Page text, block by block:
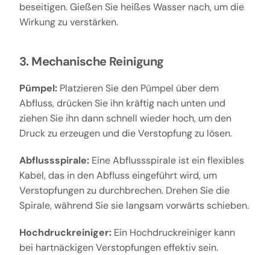
beseitigen. Gießen Sie heißes Wasser nach, um die
Wirkung zu verstärken.
3. Mechanische Reinigung
Pümpel:Platzieren Sie den Pümpel über dem
Abfluss, drücken Sie ihn kräftig nach unten und
ziehen Sie ihn dann schnell wieder hoch, um den
Druck zu erzeugen und die Verstopfung zu lösen.
Abflussspirale:Eine Abflussspirale ist ein flexibles
Kabel, das in den Abfluss eingeführt wird, um
Verstopfungen zu durchbrechen. Drehen Sie die
Spirale, während Sie sie langsam vorwärts schieben.
Hochdruckreiniger:Ein Hochdruckreiniger kann
bei hartnäckigen Verstopfungen effektiv sein.